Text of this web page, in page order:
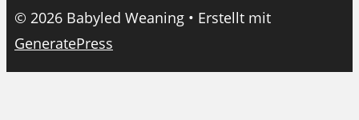
© 2026 Babyled Weaning • Erstellt mit
GeneratePress